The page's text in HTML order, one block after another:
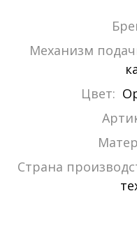
Механизм
Цвет:
Страна